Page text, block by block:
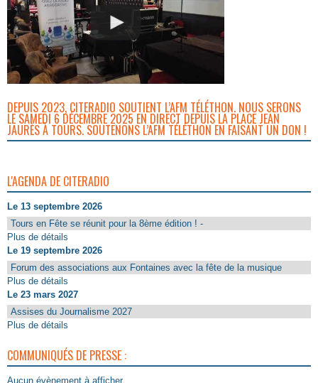
DEPUIS 2023, CITERADIO SOUTIENT L’AFM TÉLÉTHON. NOUS SERONS
LE SAMEDI 6 DÉCEMBRE 2025 EN DIRECT DEPUIS LA PLACE JEAN
JAURÈS À TOURS. SOUTENONS L’AFM TÉLÉTHON EN FAISANT UN DON !
L'AGENDA DE CITERADIO
Le 13 septembre 2026
Tours en Fête se réunit pour la 8ème édition ! -
Plus de détails
Le 19 septembre 2026
Forum des associations aux Fontaines avec la fête de la musique
Plus de détails
Le 23 mars 2027
Assises du Journalisme 2027
Plus de détails
COMMUNIQUÉS DE PRESSE :
Aucun évènement à afficher.